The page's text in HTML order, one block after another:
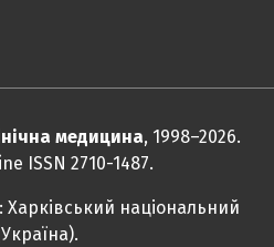
медицина, 1998–2026.
ISSN 2710-1487.
національний